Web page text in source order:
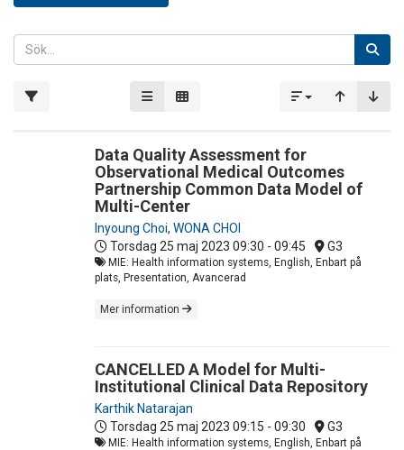
Data Quality Assessment for
Observational Medical Outcomes
Partnership Common Data Model of
Multi-Center
Inyoung Choi, WONA CHOI
Torsdag 25 maj 2023 09:30 - 09:45 G3
MIE: Health information systems, English, Enbart på
plats, Presentation, Avancerad
Mer information
CANCELLED A Model for Multi-
Institutional Clinical Data Repository
Karthik Natarajan
Torsdag 25 maj 2023 09:15 - 09:30 G3
MIE: Health information systems, English, Enbart på